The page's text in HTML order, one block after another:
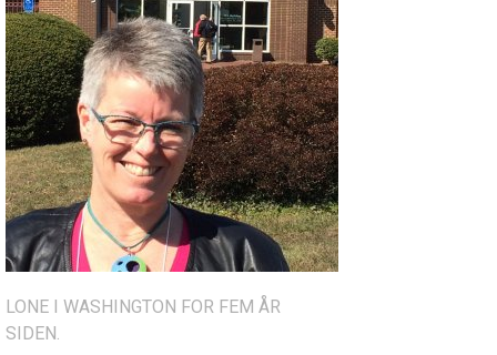
LONE I WASHINGTON FOR FEM ÅR
SIDEN.